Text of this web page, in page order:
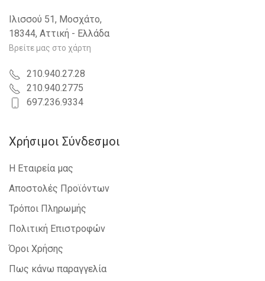
Ιλισσού 51, Μοσχάτο,
18344, Αττική - Ελλάδα
Βρείτε μας στο χάρτη
210.940.27.28
210.940.2775
697.236.9334
Χρήσιμοι Σύνδεσμοι
Η Εταιρεία μας
Αποστολές Προϊόντων
Τρόποι Πληρωμής
Πολιτική Επιστροφών
Όροι Χρήσης
Πως κάνω παραγγελία